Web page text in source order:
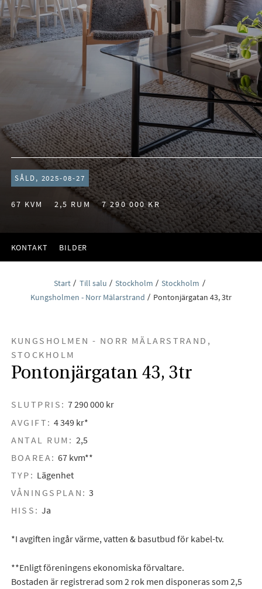
SÅLD, 2025-08-27
67 KVM 2,5 RUM 7 290 000 KR
KONTAKT BILDER
Start Till salu Stockholm
Stockholm
Kungsholmen - Norr Mälarstrand
Pontonjärgatan 43, 3tr
KUNGSHOLMEN - NORR MÄLARSTRAND,
STOCKHOLM
Pontonjärgatan 43, 3tr
SLUTPRIS: 7 290 000 kr
AVGIFT: 4 349 kr*
ANTAL RUM: 2,5
BOAREA: 67 kvm**
TYP: Lägenhet
VÅNINGSPLAN: 3
HISS: Ja
*I avgiften ingår värme, vatten & basutbud för kabel-tv.
**Enligt föreningens ekonomiska förvaltare.
Bostaden är registrerad som 2 rok men disponeras som 2,5